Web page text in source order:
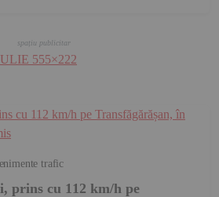
trafic
prins cu 112 km/h pe